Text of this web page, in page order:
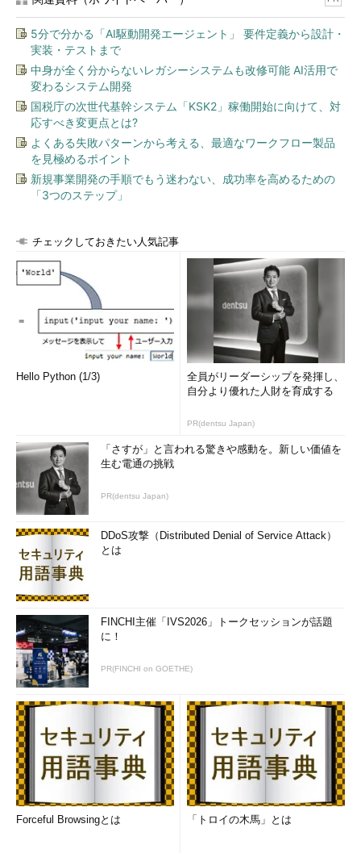
5分で分かる「AI駆動開発エージェント」 要件定義から設計・
実装・テストまで
中身が全く分からないレガシーシステムも改修可能 AI活用で
変わるシステム開発
国税庁の次世代基幹システム「KSK2」稼働開始に向けて、対
応すべき変更点とは?
よくある失敗パターンから考える、最適なワークフロー製品
を見極めるポイント
新規事業開発の手順でもう迷わない、成功率を高めるための
「3つのステップ」
チェックしておきたい人気記事
Hello Python (1/3)
全員がリーダーシップを発揮し、
自分より優れた人財を育成する
PR(dentsu Japan)
「さすが」と言われる驚きや感動を。新しい価値を
生む電通の挑戦
PR(dentsu Japan)
DDoS攻撃（Distributed Denial of Service Attack）
とは
FINCHI主催「IVS2026」トークセッションが話題
に！
PR(FINCHI on GOETHE)
Forceful Browsingとは 「トロイの木馬」とは